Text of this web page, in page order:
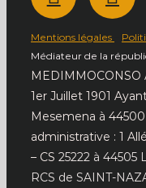
Mentions légales
Médiateur de la
MEDIMMOCONSO
1er Juillet 1901
Mesemena à
administrative : 1
– CS 25222 à 44505
RCS de SAINT-